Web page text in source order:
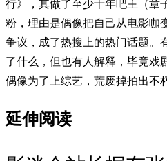
行》，其做了至少十年吧主（章
粉，理由是偶像把自己从电影咖
争议，成了热搜上的热门话题。
了什么，但也有人解释，毕竟戏
偶像为了上综艺，荒废掉拍出不
延伸阅读